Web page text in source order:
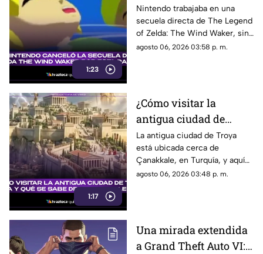
1:23
Zelda The Wind
Waker? Aquí te
explicamos la razón
Nintendo trabajaba en una
secuela directa de The Legend
of Zelda: The Wind Waker, sin
embargo, fue cancelada. Aquí
agosto 06, 2026 03:58 p. m.
1:17
¿Cómo visitar la
antigua ciudad de
Troya en Turquía y qué
se sabe de su origen
legendario?
La antigua ciudad de Troya
está ubicada cerca de
Çanakkale, en Turquía, y aquí
te explicamos todos los
agosto 06, 2026 03:48 p. m.
Una mirada extendida
a Grand Theft Auto VI: